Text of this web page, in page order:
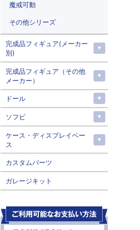
魔戒可動
その他シリーズ
完成品フィギュア(メーカー
別)
完成品フィギュア（その他
メーカー）
ドール
ソフビ
ケース・ディスプレイベー
ス
カスタムパーツ
ガレージキット